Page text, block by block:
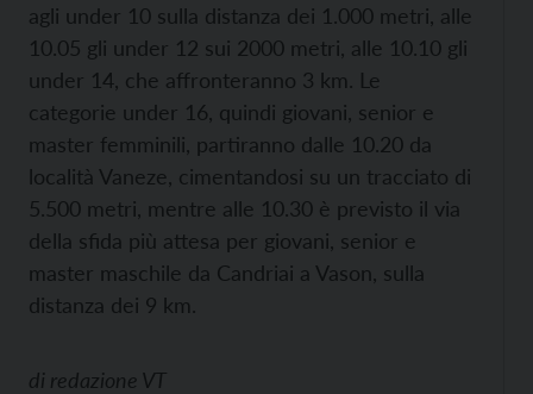
agli under 10 sulla distanza dei 1.000 metri, alle
10.05 gli under 12 sui 2000 metri, alle 10.10 gli
under 14, che affronteranno 3 km. Le
categorie under 16, quindi giovani, senior e
master femminili, partiranno dalle 10.20 da
località Vaneze, cimentandosi su un tracciato di
5.500 metri, mentre alle 10.30 è previsto il via
della sfida più attesa per giovani, senior e
master maschile da Candriai a Vason, sulla
distanza dei 9 km.
di redazione VT